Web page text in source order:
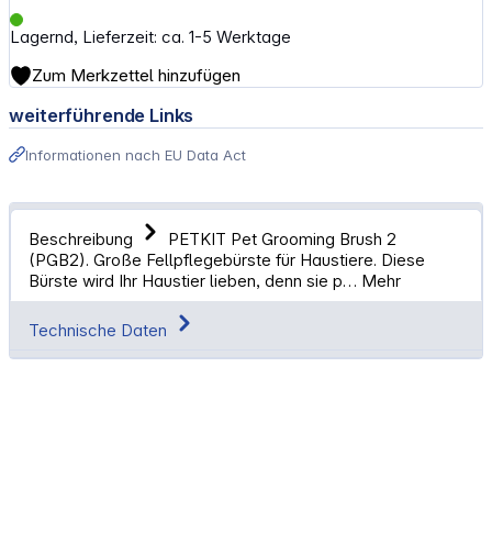
Lagernd, Lieferzeit: ca. 1-5 Werktage
Zum Merkzettel hinzufügen
weiterführende Links
Informationen nach EU Data Act
Beschreibung
PETKIT Pet Grooming Brush 2
(PGB2). Große Fellpflegebürste für Haustiere. Diese
Bürste wird Ihr Haustier lieben, denn sie p… Mehr
Technische Daten